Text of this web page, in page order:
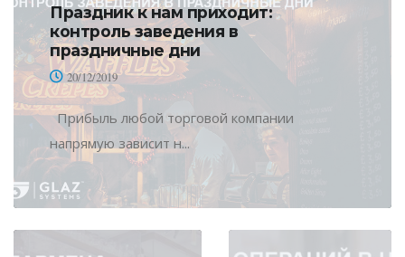
Праздник к нам приходит:
контроль заведения в
праздничные дни
20/12/2019
Прибыль любой торговой компании
напрямую зависит н...